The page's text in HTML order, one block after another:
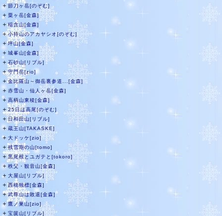
＋節刀ヶ岳[のぞむ]
＋ 粟ヶ岳[金森]
＋稲含山[金森]
＋小持山のアカヤシオ[のぞむ]
＋坪山[金森]
＋ 城峯山[金森]
＋石砂山[リブル]
＋守門岳[zio]
＋金比羅山～御岳裏参道...[金森]
＋ 赤雪山・仙人ヶ岳[金森]
＋ 高柄山東稜[金森]
＋25日は高尾[のぞむ]
＋日和田山[リブル]
＋ 蔵王山[TAKASKE]
＋ 大ドッケ[zio]
＋残雪期の山[tomo]
＋黒尾根とユガテと[tokoro]
＋ 秩父・観音山[金森]
＋ 大屋山[リブル]
＋西穂独標[金森]
＋武尊山は敗退[金森]
＋鷹ノ巣山[zio]
＋ 宝篋山[リブル]